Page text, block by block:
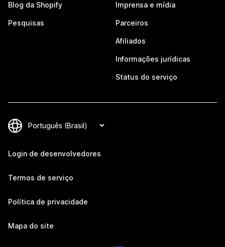
Blog da Shopify
Pesquisas
Imprensa e mídia
Parceiros
Afiliados
Informações jurídicas
Status do serviço
Login de desenvolvedores
Termos de serviço
Política de privacidade
Mapa do site